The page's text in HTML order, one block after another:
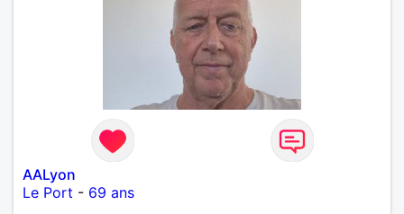
AALyon
Le Port - 69 ans